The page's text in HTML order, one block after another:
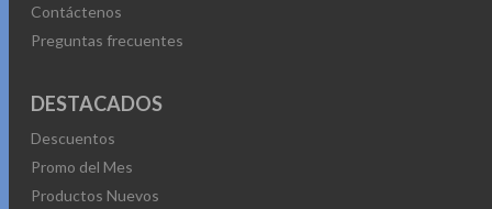
Contáctenos
Preguntas frecuentes
DESTACADOS
Descuentos
Promo del Mes
Productos Nuevos